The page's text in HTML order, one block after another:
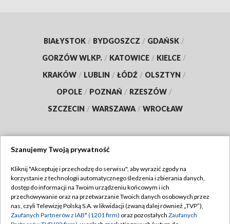
BIAŁYSTOK / BYDGOSZCZ / GDAŃSK /
GORZÓW WLKP. / KATOWICE / KIELCE /
KRAKÓW / LUBLIN / ŁÓDŹ / OLSZTYN /
OPOLE / POZNAŃ / RZESZÓW /
SZCZECIN / WARSZAWA / WROCŁAW
TVP
Abonament TVP
Emisja w TVP
Regulamin TVP
Polityka prywatności
Szanujemy Twoją prywatność
Kliknij "Akceptuję i przechodzę do serwisu", aby wyrazić zgody na
korzystanie z technologii automatycznego śledzenia i zbierania danych,
dostęp do informacji na Twoim urządzeniu końcowym i ich
przechowywanie oraz na przetwarzanie Twoich danych osobowych przez
nas, czyli Telewizję Polską S.A. w likwidacji (zwaną dalej również „TVP”),
Zaufanych Partnerów z IAB* (1201 firm) oraz pozostałych Zaufanych